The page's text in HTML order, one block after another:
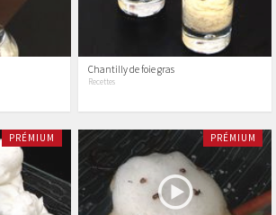
Chantilly de foie gras
Recettes
PRÉMIUM PRÉMIUM